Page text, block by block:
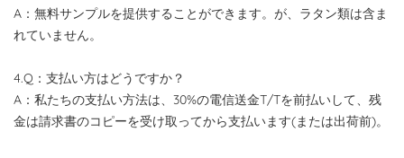
A：無料サンプルを提供することができます。が、ラタン類は含ま
れていません。
4.Q：支払い方はどうですか？
A：私たちの支払い方法は、30%の電信送金T/Tを前払いして、残
金は請求書のコピーを受け取ってから支払います(または出荷前)。